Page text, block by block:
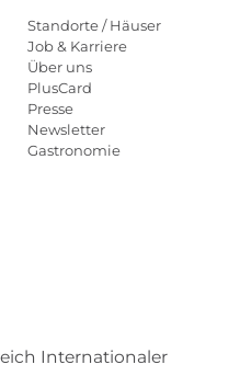
Standorte / Häuser
Job & Karriere
Über uns
PlusCard
Presse
Newsletter
Gastronomie
Internationaler